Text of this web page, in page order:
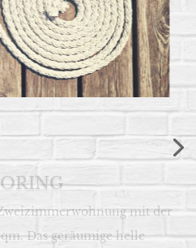
mit der
Das geräumige helle
schönen Möbeln